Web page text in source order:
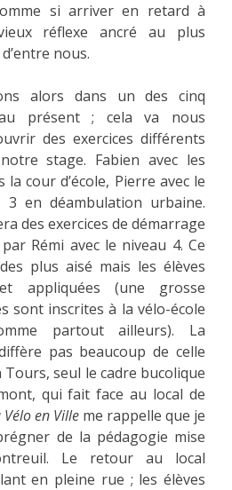
si arriver en retard à
réflexe ancré au plus
nous.
alors dans un des cinq
présent ; cela va nous
des exercices différents
stage. Fabien avec les
la cour d’école, Pierre avec le
en déambulation urbaine.
des exercices de démarrage
Rémi avec le niveau 4. Ce
plus aisé mais les élèves
appliquées (une grosse
sont inscrites à la vélo-école
partout ailleurs). La
pas beaucoup de celle
Tours, seul le cadre bucolique
qui fait face au local de
Vélo en Ville me rappelle que je
de la pédagogie mise
Le retour au local
en pleine rue ; les élèves